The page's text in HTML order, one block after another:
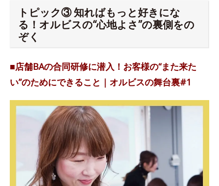
トピック③ 知ればもっと好きにな
る！オルビスの“心地よさ”の裏側をの
ぞく
■店舗BAの合同研修に潜入！お客様の“また来た
い”のためにできること｜オルビスの舞台裏#1